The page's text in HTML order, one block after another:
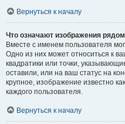
Вернуться к началу
Что означают изображения
Вместе с именем пользователя
Одно из них может относиться к
квадратики или точки,
оставили, или на ваш статус на
крупное, изображение известно
каждого пользователя.
Вернуться к началу